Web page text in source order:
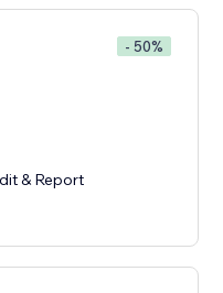
- 50%
& Report